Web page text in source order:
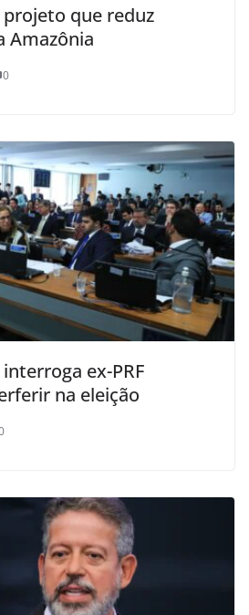
projeto que reduz
Amazônia
0
ex-PRF
na eleição